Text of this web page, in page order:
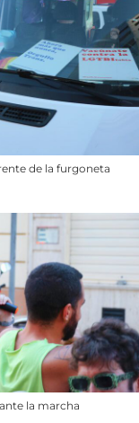
de la furgoneta
la marcha